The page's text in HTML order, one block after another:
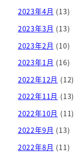
2023年4月 (13)
2023年3月 (13)
2023年2月 (10)
2023年1月 (16)
2022年12月 (12)
2022年11月 (13)
2022年10月 (11)
2022年9月 (13)
2022年8月 (11)